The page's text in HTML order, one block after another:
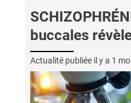
buccales
Actualité publiée il y a 1